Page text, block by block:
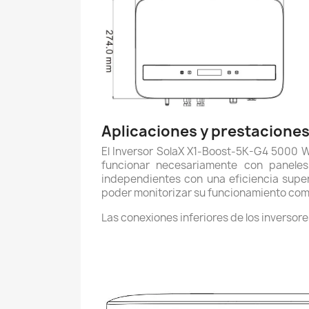
Aplicaciones y
El Inversor SolaX X1-Boost-5K-G4 5000
funcionar necesariamente con
independientes con una eficiencia
poder monitorizar su funcionamiento
Las conexiones inferiores de los